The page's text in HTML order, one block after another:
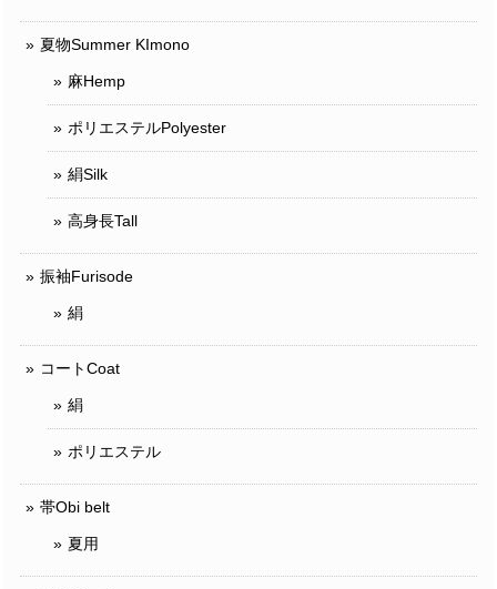
夏物Summer KImono
麻Hemp
ポリエステルPolyester
絹Silk
高身長Tall
振袖Furisode
絹
コートCoat
絹
ポリエステル
帯Obi belt
夏用